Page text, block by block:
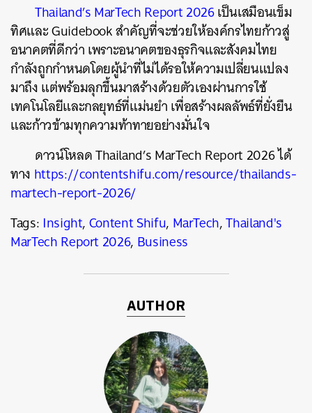
Thailand’s MarTech Report 2026เป็นเสมือนเข็ม
ทิศและ Guidebook สำคัญที่จะช่วยให้องค์กรไทยก้าวสู่
อนาคตที่ดีกว่า เพราะอนาคตของธุรกิจและสังคมไทย
กำลังถูกกำหนดโดยผู้นำที่ไม่ได้รอให้ความเปลี่ยนแปลง
มาถึง แต่พร้อมลุกขึ้นมาสร้างด้วยตัวเองผ่านการใช้
เทคโนโลยีและกลยุทธ์ที่แม่นยำ เพื่อสร้างผลลัพธ์ที่ยั่งยืน
และก้าวข้ามทุกความท้าทายอย่างมั่นใจ
ดาวน์โหลด Thailand’s MarTech Report 2026 ได้
ทาง https://contentshifu.com/resource/thailands-
martech-report-2026/
Tags: Insight,Content Shifu, MarTech,Thailand's
MarTech Report 2026, Business
AUTHOR